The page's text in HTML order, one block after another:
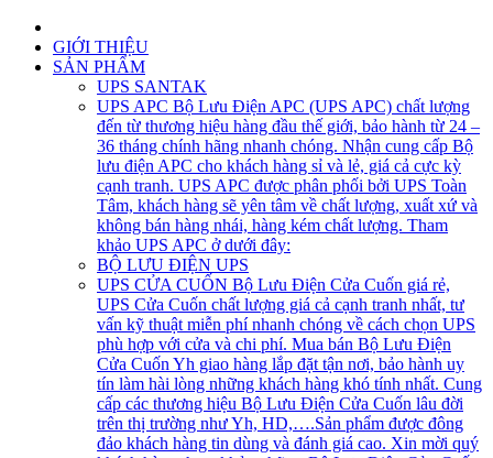
GIỚI THIỆU
SẢN PHẨM
UPS SANTAK
UPS APC Bộ Lưu Điện APC (UPS APC) chất lượng
đến từ thương hiệu hàng đầu thế giới, bảo hành từ 24 –
36 tháng chính hãng nhanh chóng. Nhận cung cấp Bộ
lưu điện APC cho khách hàng sỉ và lẻ, giá cả cực kỳ
cạnh tranh. UPS APC được phân phối bởi UPS Toàn
Tâm, khách hàng sẽ yên tâm về chất lượng, xuất xứ và
không bán hàng nhái, hàng kém chất lượng. Tham
khảo UPS APC ở dưới đây:
BỘ LƯU ĐIỆN UPS
UPS CỬA CUỐN Bộ Lưu Điện Cửa Cuốn giá rẻ,
UPS Cửa Cuốn chất lượng giá cả cạnh tranh nhất, tư
vấn kỹ thuật miễn phí nhanh chóng về cách chọn UPS
phù hợp với cửa và chi phí. Mua bán Bộ Lưu Điện
Cửa Cuốn Yh giao hàng lắp đặt tận nơi, bảo hành uy
tín làm hài lòng những khách hàng khó tính nhất. Cung
cấp các thương hiệu Bộ Lưu Điện Cửa Cuốn lâu đời
trên thị trường như Yh, HD,….Sản phẩm được đông
đảo khách hàng tin dùng và đánh giá cao. Xin mời quý